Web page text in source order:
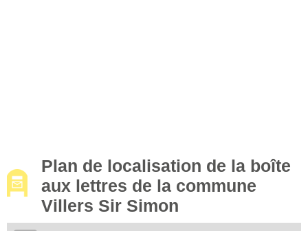
Plan de localisation de la boîte
aux lettres de la commune
Villers Sir Simon